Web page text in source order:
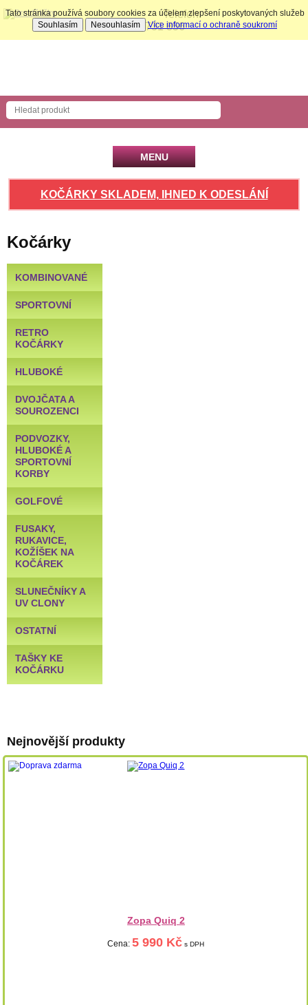
Telefon:
704 731 856
MENU
KOČÁRKY SKLADEM, IHNED K ODESLÁNÍ
Kočárky
KOMBINOVANÉ
SPORTOVNÍ
RETRO
KOČÁRKY
HLUBOKÉ
DVOJČATA A
SOUROZENCI
PODVOZKY,
HLUBOKÉ A
SPORTOVNÍ
KORBY
GOLFOVÉ
FUSAKY,
RUKAVICE,
KOŽÍŠEK NA
KOČÁREK
SLUNEČNÍKY A
UV CLONY
OSTATNÍ
TAŠKY KE
KOČÁRKU
Nejnovější produkty
Zopa Quiq 2
Cena:5 990 Kč s DPH
Tato stránka používá soubory cookies za účelem zlepšení poskytovaných služeb
Souhlasím
Nesouhlasím Více informací o ochraně soukromí